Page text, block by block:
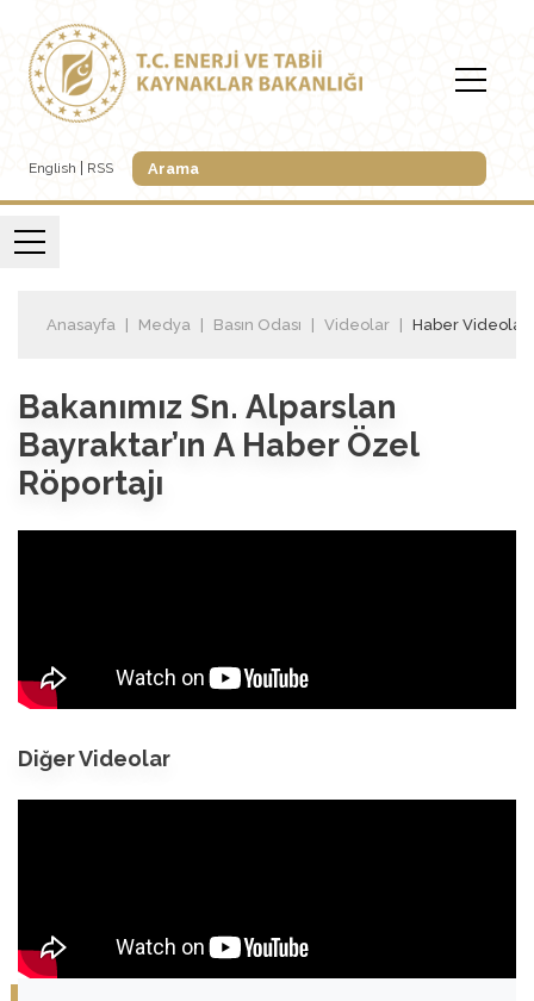
English RSS
Anasayfa Medya Basın Odası Videolar Haber Videoları
Bakanımız Sn. Alparslan
Bayraktar’ın A Haber Özel
Röportajı
Diğer Videolar